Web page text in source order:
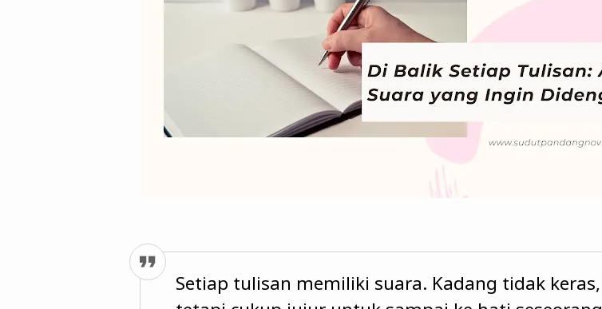
Setiap tulisan memiliki suara. Kadang tidak keras,